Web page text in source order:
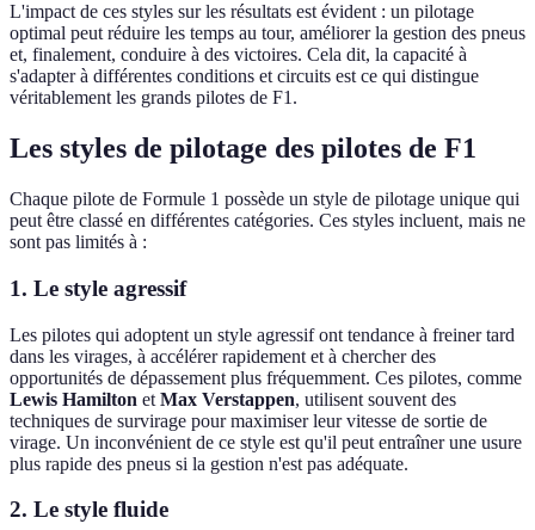
L'impact de ces styles sur les résultats est évident : un pilotage
optimal peut réduire les temps au tour, améliorer la gestion des pneus
et, finalement, conduire à des victoires. Cela dit, la capacité à
s'adapter à différentes conditions et circuits est ce qui distingue
véritablement les grands pilotes de F1.
Les styles de pilotage des pilotes de F1
Chaque pilote de Formule 1 possède un style de pilotage unique qui
peut être classé en différentes catégories. Ces styles incluent, mais ne
sont pas limités à :
1. Le style agressif
Les pilotes qui adoptent un style agressif ont tendance à freiner tard
dans les virages, à accélérer rapidement et à chercher des
opportunités de dépassement plus fréquemment. Ces pilotes, comme
Lewis Hamilton et Max Verstappen, utilisent souvent des
techniques de survirage pour maximiser leur vitesse de sortie de
virage. Un inconvénient de ce style est qu'il peut entraîner une usure
plus rapide des pneus si la gestion n'est pas adéquate.
2. Le style fluide